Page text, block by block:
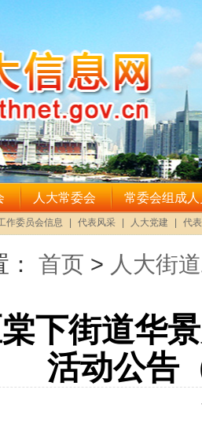
首页 > 人大街
下街道华
活动公告